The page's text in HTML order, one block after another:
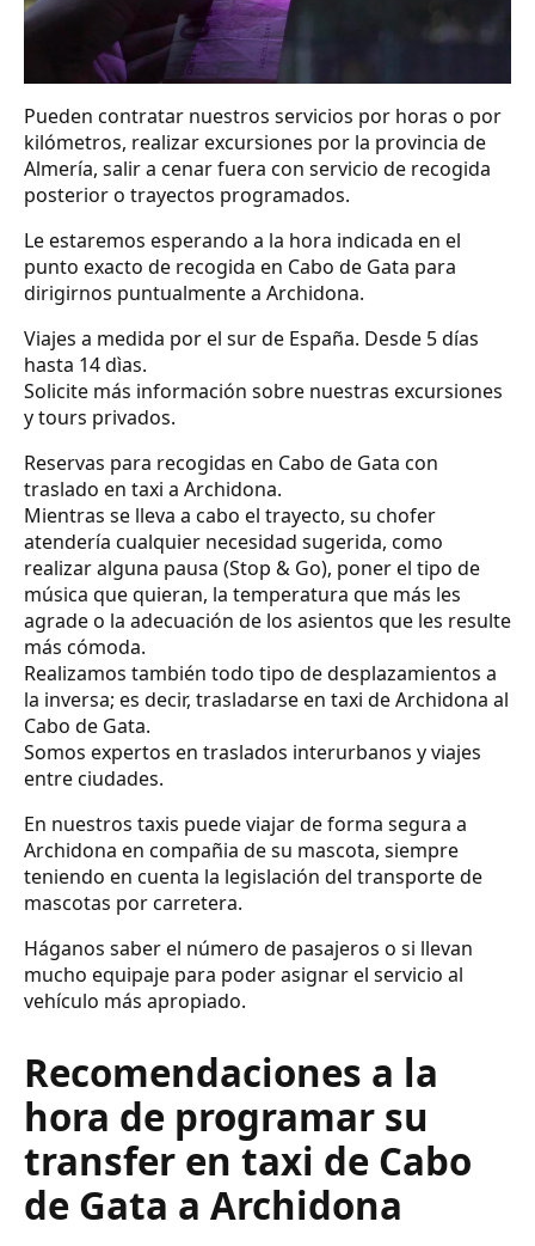
Pueden contratar nuestros servicios por horas o por
kilómetros, realizar excursiones por la provincia de
Almería, salir a cenar fuera con servicio de recogida
posterior o trayectos programados.
Le estaremos esperando a la hora indicada en el
punto exacto de recogida en Cabo de Gata para
dirigirnos puntualmente a Archidona.
Viajes a medida por el sur de España. Desde 5 días
hasta 14 dìas.
Solicite más información sobre nuestras excursiones
y tours privados.
Reservas para recogidas en Cabo de Gata con
traslado en taxi a Archidona.
Mientras se lleva a cabo el trayecto, su chofer
atendería cualquier necesidad sugerida, como
realizar alguna pausa (Stop & Go), poner el tipo de
música que quieran, la temperatura que más les
agrade o la adecuación de los asientos que les resulte
más cómoda.
Realizamos también todo tipo de desplazamientos a
la inversa; es decir, trasladarse en taxi de Archidona al
Cabo de Gata.
Somos expertos en traslados interurbanos y viajes
entre ciudades.
En nuestros taxis puede viajar de forma segura a
Archidona en compañia de su mascota, siempre
teniendo en cuenta la legislación del transporte de
mascotas por carretera.
Háganos saber el número de pasajeros o si llevan
mucho equipaje para poder asignar el servicio al
vehículo más apropiado.
Recomendaciones a la
hora de programar su
transfer en taxi de Cabo
de Gata a Archidona